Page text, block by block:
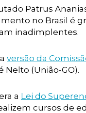
Patrus
no Brasil é
inadimplentes.
versão da
Nelto (União-GO).
a Lei do
cursos de